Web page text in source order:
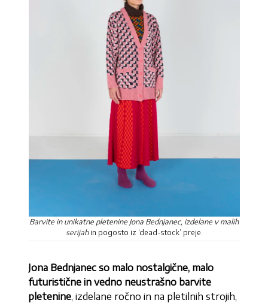
Barvite in unikatne pletenine Jona Bednjanec, izdelane v malih
serijahin pogosto iz ‘dead-stock’ preje.
Jona Bednjanec so malo nostalgične, malo
futuristične in vedno neustrašno barvite
pletenine, izdelane ročno in na pletilnih strojih,